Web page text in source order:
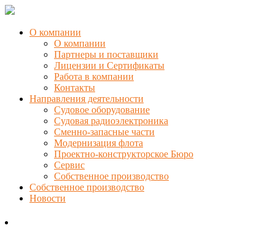
О компании
О компании
Партнеры и поставщики
Лицензии и Сертификаты
Работа в компании
Контакты
Направления деятельности
Судовое оборудование
Судовая радиоэлектроника
Сменно-запасные части
Модернизация флота
Проектно-конструкторское Бюро
Сервис
Собственное производство
Собственное производство
Новости